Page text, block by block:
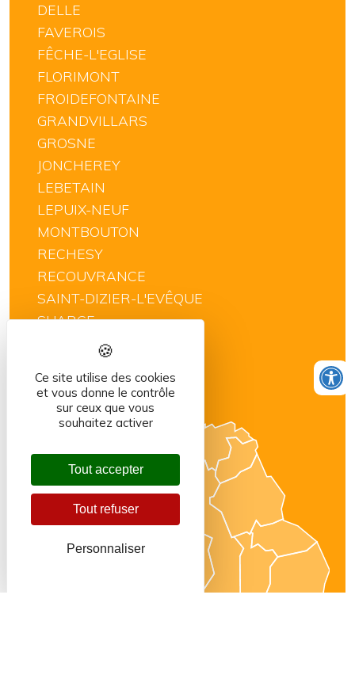
DELLE
FAVEROIS
FÊCHE-L'EGLISE
FLORIMONT
FROIDEFONTAINE
GRANDVILLARS
GROSNE
JONCHEREY
LEBETAIN
LEPUIX-NEUF
MONTBOUTON
RECHESY
RECOUVRANCE
SAINT-DIZIER-L'EVÊQUE
SUARCE
THIANCOURT
VILLARS-LE-SEC
Ce site utilise des cookies
et vous donne le contrôle
sur ceux que vous
souhaitez activer
Tout accepter
Tout refuser
Personnaliser